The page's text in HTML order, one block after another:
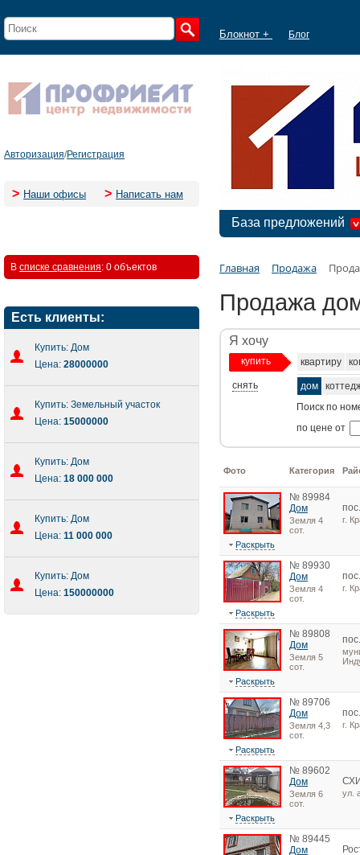
Блокнот + Блог
Авторизация/Регистрация
> Наши офисы > Написать нам
База предложений
В списке сравнения: 0 объектов
Есть клиенты:
Купить: Дом
Цена: 28000000
Купить: Земельный участок
Цена: 15000000
Купить: Дом
Цена: 18 000 000
Купить: Дом
Цена: 11 000 000
Купить: Дом
Цена: 150000000
Главная Продажа
Продажа
Я хочу
купить
снять
квартиру
дом
Поиск по
по цене от
Фото Категория
№ 89984
Дом
Земля 4
сот.
г.
Раскрыть
№ 89930
Дом
Земля 4
сот.
г.
Раскрыть
№ 89808
Дом
Земля 5
сот.
Раскрыть
№ 89706
Дом
Земля 4,3
сот.
г.
Раскрыть
№ 89602
Дом
Земля 6
сот.
ул.
Раскрыть
№ 89445
Дом